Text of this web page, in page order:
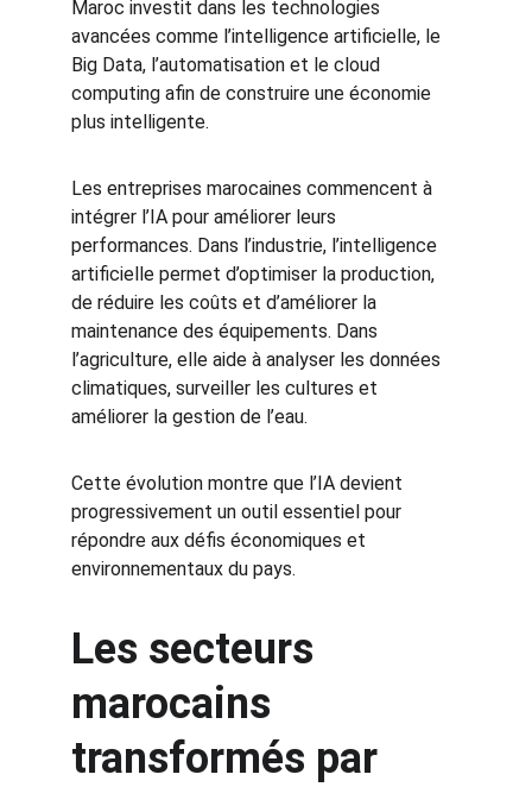
Maroc investit dans les technologies
avancées comme l’intelligence artificielle, le
Big Data, l’automatisation et le cloud
computing afin de construire une économie
plus intelligente.
Les entreprises marocaines commencent à
intégrer l’IA pour améliorer leurs
performances. Dans l’industrie, l’intelligence
artificielle permet d’optimiser la production,
de réduire les coûts et d’améliorer la
maintenance des équipements. Dans
l’agriculture, elle aide à analyser les données
climatiques, surveiller les cultures et
améliorer la gestion de l’eau.
Cette évolution montre que l’IA devient
progressivement un outil essentiel pour
répondre aux défis économiques et
environnementaux du pays.
Les secteurs
marocains
transformés par